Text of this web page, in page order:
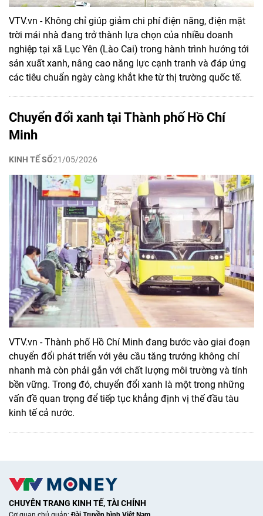
VTV.vn - Không chỉ giúp giảm chi phí điện năng, điện mặt
trời mái nhà đang trở thành lựa chọn của nhiều doanh
nghiệp tại xã Lục Yên (Lào Cai) trong hành trình hướng tới
sản xuất xanh, nâng cao năng lực cạnh tranh và đáp ứng
các tiêu chuẩn ngày càng khắt khe từ thị trường quốc tế.
Chuyển đổi xanh tại Thành phố Hồ Chí
Minh
KINH TẾ SỐ21/05/2026
VTV.vn - Thành phố Hồ Chí Minh đang bước vào giai đoạn
chuyển đổi phát triển với yêu cầu tăng trưởng không chỉ
nhanh mà còn phải gắn với chất lượng môi trường và tính
bền vững. Trong đó, chuyển đổi xanh là một trong những
vấn đề quan trọng để tiếp tục khẳng định vị thế đầu tàu
kinh tế cả nước.
CHUYÊN TRANG KINH TẾ, TÀI CHÍNH